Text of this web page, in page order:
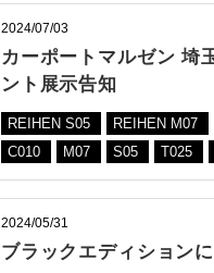
2024/07/03
カーポートマルゼン
ント展示告知
REIHEN S05 REIHEN M07
C010
M07 S05 T025
2024/05/31
ブラックエディション